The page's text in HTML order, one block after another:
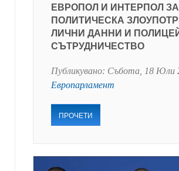
ЕВРОПОЛ И ИНТЕРПОЛ ЗА
ПОЛИТИЧЕСКА
ЛИЧНИ ДАННИ И
СЪТРУДНИЧЕСТВО
Публикувано: Събота, 18 Юли
Европарламент
ПРОЧЕТИ